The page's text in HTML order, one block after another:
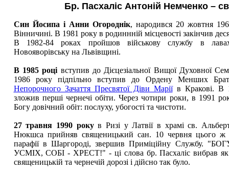
Бр. Пасхаліс Антоній Немченко –
Син Йосипа і Анни Огороднік, народився 20 жовтня
Вінничині. В 1981 року в родиннній місцевості закінчив
В 1982-84 роках пройшов військову службу в
Новояворівську на Львівщині.
В 1985 році вступив до Дієцезіальної Вищої Духовної
1986 року підпільно вступив до Ордену Менших
Непорочного Зачаття Пресвятої Діви Маріїв Кракові. В
зложив перші чернечі обіти. Через чотири роки, в 1991
Богу довічний обіт: послуху, убогості та чистоти.
27 травня 1990 рокув Ризі у Латвії в храмі св.
Нюкшса прийняв священицький сан. 10 червня цього ж
парафії в Шаргороді, звершив Приміційну Службу.
УСМІХ, СОБІ - ХРЕСТ!" - ці слова бр. Пасхаліс вибрав як
священицькій та чернечій дорозі і дійсно так було.